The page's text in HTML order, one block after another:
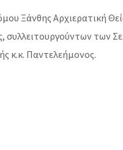
Ξάνθης Αρχιερατική
των
κ.κ. Παντελεήμονος.